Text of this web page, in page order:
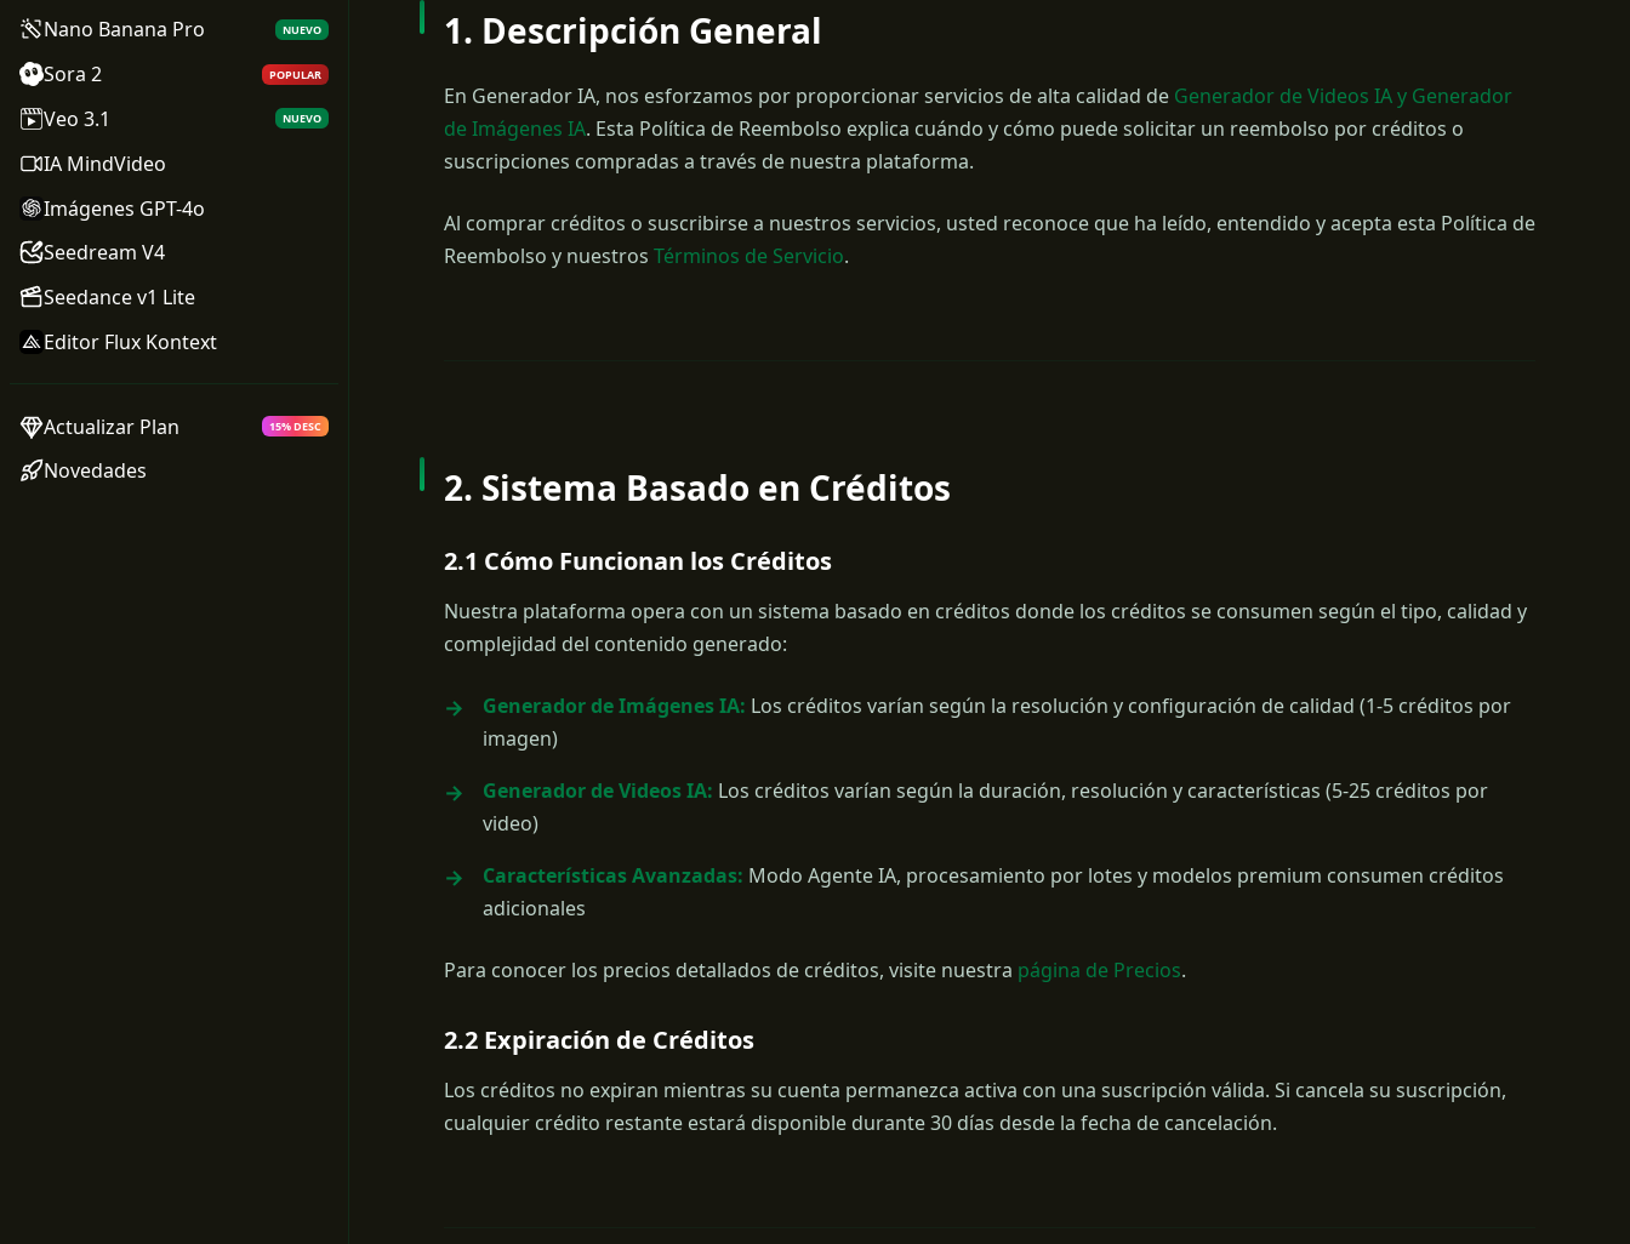
Nano Banana Pro NUEVO
Sora 2 POPULAR
Veo 3.1 NUEVO
IA MindVideo
Imágenes GPT-4o
Seedream V4
Seedance v1 Lite
Editor Flux Kontext
Actualizar Plan 15% DESC
Novedades
1. Descripción General
En Generador IA, nos esforzamos por proporcionar servicios de alta calidad de Generador de Videos IA y Generador
de Imágenes IA. Esta Política de Reembolso explica cuándo y cómo puede solicitar un reembolso por créditos o
suscripciones compradas a través de nuestra plataforma.
Al comprar créditos o suscribirse a nuestros servicios, usted reconoce que ha leído, entendido y acepta esta Política de
Reembolso y nuestros Términos de Servicio.
2. Sistema Basado en Créditos
2.1 Cómo Funcionan los Créditos
Nuestra plataforma opera con un sistema basado en créditos donde los créditos se consumen según el tipo, calidad y
complejidad del contenido generado:
Generador de Imágenes IA: Los créditos varían según la resolución y configuración de calidad (1-5 créditos por
imagen)
Generador de Videos IA: Los créditos varían según la duración, resolución y características (5-25 créditos por
video)
Características Avanzadas: Modo Agente IA, procesamiento por lotes y modelos premium consumen créditos
adicionales
Para conocer los precios detallados de créditos, visite nuestra página de Precios.
2.2 Expiración de Créditos
Los créditos no expiran mientras su cuenta permanezca activa con una suscripción válida. Si cancela su suscripción,
cualquier crédito restante estará disponible durante 30 días desde la fecha de cancelación.